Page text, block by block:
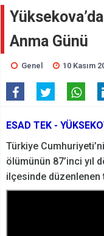
Anma Günü
Genel 10 Kasım
ESAD TEK -
Türkiye
ölümünün 87’inci yıl
ilçesinde düzenlenen